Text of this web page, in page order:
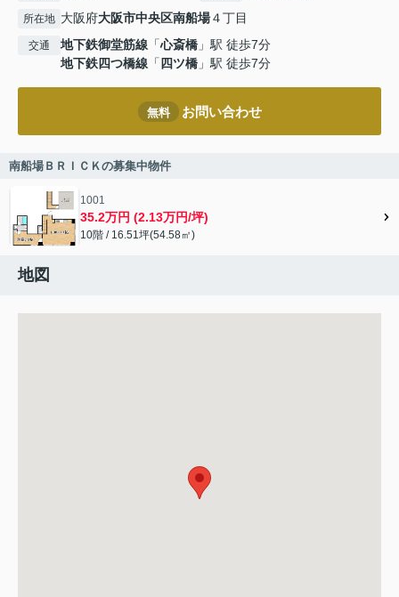
所在地 大阪府大阪市中央区南船場４丁目
交通 地下鉄御堂筋線 「心斎橋 」駅 徒歩7分
地下鉄四つ橋線 「 四ツ橋 」駅 徒歩7分
無料 お問い合わせ
南船場ＢＲＩＣＫの募集中物件
1001
35.2万円 (2.13万円/坪)
10階 / 16.51坪(54.58㎡)
地図